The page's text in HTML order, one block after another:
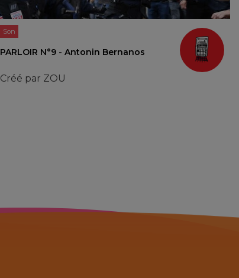
Son
PARLOIR N°9 - Antonin Bernanos
Créé par ZOU